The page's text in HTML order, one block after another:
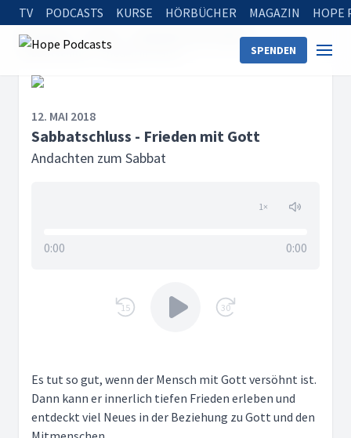
TV PODCASTS KURSE HÖRBÜCHER MAGAZIN HOPE
SPENDEN
Startseite
Andachten zum Sabbat
Sabbatschluss - Frieden mit Gott
12. MAI 2018
Sabbatschluss - Frieden mit Gott
Andachten zum Sabbat
1×
0:00 0:00
15 30
Es tut so gut, wenn der Mensch mit Gott versöhnt ist.
Dann kann er innerlich tiefen Frieden erleben und
entdeckt viel Neues in der Beziehung zu Gott und den